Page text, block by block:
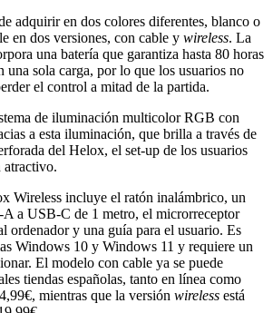
adquirir en dos colores diferentes, blanco o
en dos versiones, con cable y wireless. La
una batería que garantiza hasta 80 horas
una sola carga, por lo que los usuarios no
el control a mitad de la partida.
de iluminación multicolor RGB con
a esta iluminación, que brilla a través de
del Helox, el set-up de los usuarios
atractivo.
Wireless incluye el ratón inalámbrico, un
a USB-C de 1 metro, el microrreceptor
ordenador y una guía para el usuario. Es
Windows 10 y Windows 11 y requiere un
El modelo con cable ya se puede
tiendas españolas, tanto en línea como
mientras que la versión wireless está